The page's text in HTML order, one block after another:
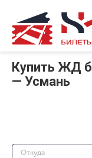
Купить ЖД
— Усмань
Откуда